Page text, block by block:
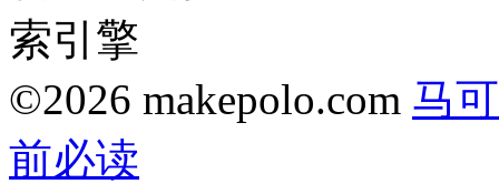
©2026 makepolo.com 马
前必读